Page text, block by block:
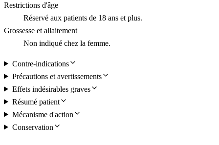
Restrictions d'âge
Réservé aux patients de 18 ans et plus.
Grossesse et allaitement
Non indiqué chez la femme.
Contre-indications
Précautions et avertissements
Effets indésirables graves
Résumé patient
Mécanisme d'action
Conservation